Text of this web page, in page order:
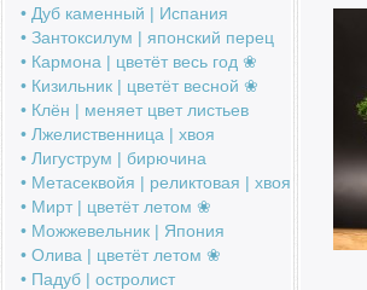
• Дуб каменный | Испания
• Зантоксилум | японский перец
• Кармона | цветёт весь год ❀
• Кизильник | цветёт весной ❀
• Клён | меняет цвет листьев
• Лжелиственница | хвоя
• Лигуструм | бирючина
• Метасеквойя | реликтовая | хвоя
• Мирт | цветёт летом ❀
• Можжевельник | Япония
• Олива | цветёт летом ❀
• Падуб | остролист